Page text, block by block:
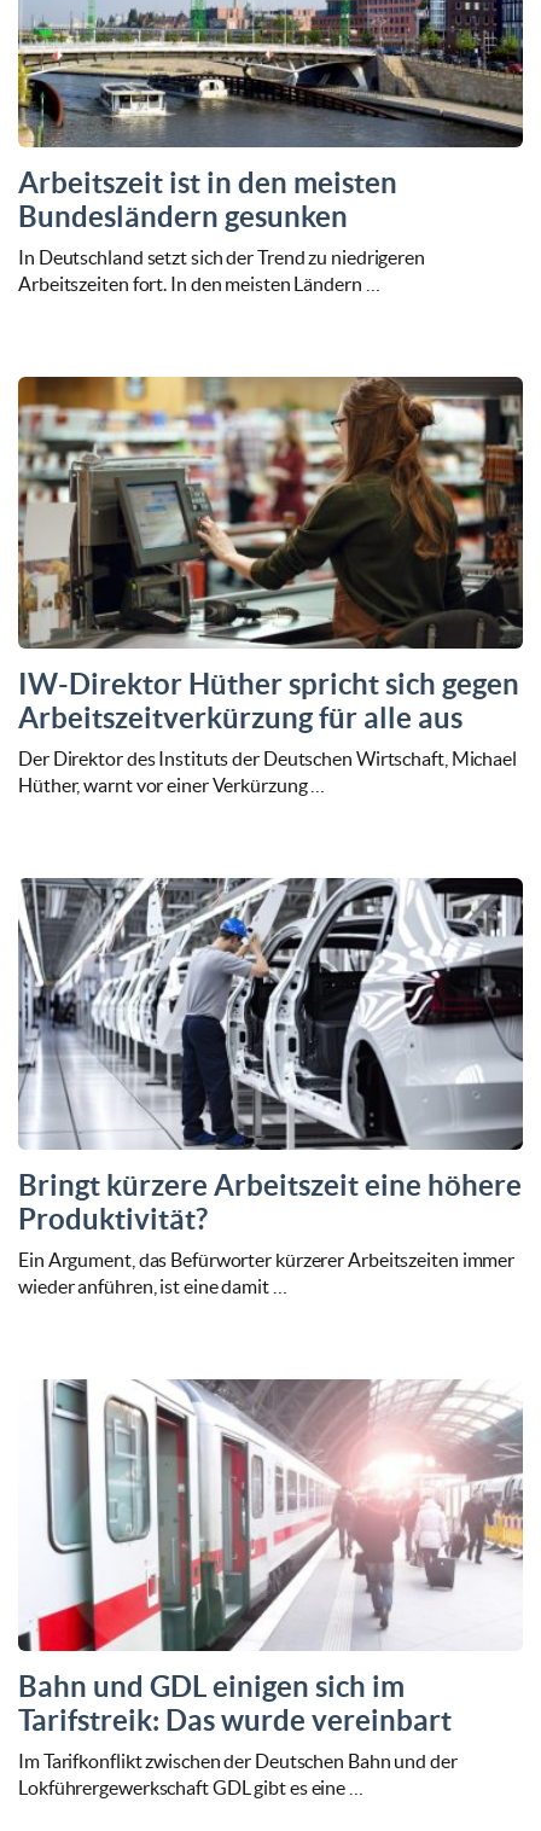
Arbeitszeit ist in den meisten
Bundesländern gesunken
In Deutschland setzt sich der Trend zu niedrigeren
Arbeitszeiten fort. In den meisten Ländern …
IW-Direktor Hüther spricht sich gegen
Arbeitszeitverkürzung für alle aus
Der Direktor des Instituts der Deutschen Wirtschaft, Michael
Hüther, warnt vor einer Verkürzung …
Bringt kürzere Arbeitszeit eine höhere
Produktivität?
Ein Argument, das Befürworter kürzerer Arbeitszeiten immer
wieder anführen, ist eine damit …
Bahn und GDL einigen sich im
Tarifstreik: Das wurde vereinbart
Im Tarifkonflikt zwischen der Deutschen Bahn und der
Lokführergewerkschaft GDL gibt es eine …